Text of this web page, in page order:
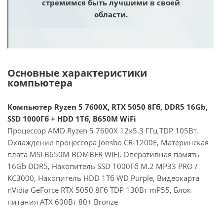
стремимся быть лучшими в своей
области.
Основные характеристики
компьютера
Компьютер Ryzen 5 7600X, RTX 5050 8Гб, DDR5 16Gb,
SSD 1000Гб + HDD 1Тб, B650M WiFi
Процессор AMD Ryzen 5 7600X 12x5.3 ГГц TDP 105Вт,
Охлаждение процессора Jonsbo CR-1200E, Материнская
плата MSI B650M BOMBER WIFI, Оперативная память
16Gb DDR5, Накопитель SSD 1000Гб M.2 MP33 PRO /
KC3000, Накопитель HDD 1Тб WD Purple, Видеокарта
nVidia GeForce RTX 5050 8Гб TDP 130Вт mP55, Блок
питания ATX 600Вт 80+ Bronze